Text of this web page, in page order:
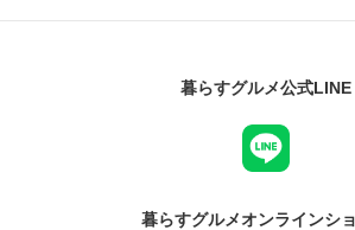
暮らすグルメ公式LINE
暮らすグルメオンラインシ